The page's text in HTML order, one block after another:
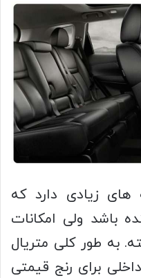
زیادی دارد که
باشد ولی امکانات
به طور کلی متریال
برای رنج قیمتی